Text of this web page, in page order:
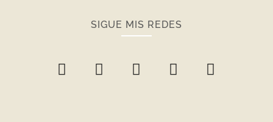
SIGUE MIS REDES